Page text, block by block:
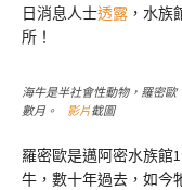
日消息人士透露 ，水族
所！
海牛是半社會性動物，羅密
數月。 影片截圖
羅密歐是邁阿密水族館
牛，數十年過去，如今